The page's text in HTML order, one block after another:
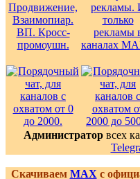
Администратор всех
Скачиваем MAX с